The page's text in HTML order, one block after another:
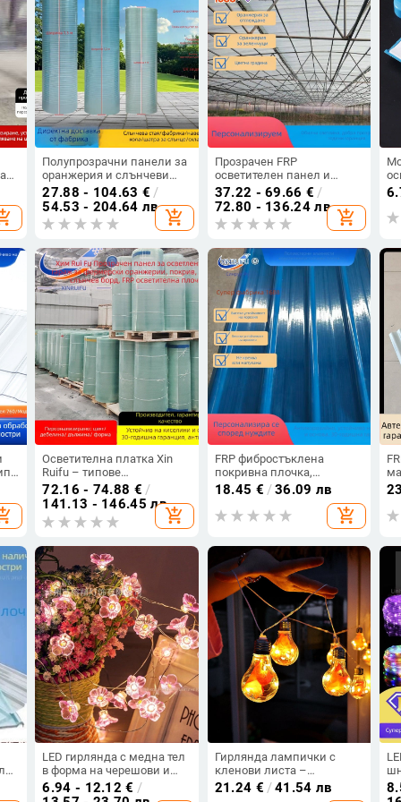
Полупрозрачни панели за
оранжерия и слънчеви
помещения, плоски
панели за осветление
27.88 - 104.63 € /
54.53 - 204.64 лв
add_shopping_cart
Прозрачен FRP
осветителен панел и
стъклопластови
светлинни плочи за
оранжерии
37.22 - 69.66 € /
72.80 - 136.24 лв
add_shopping_cart
Осветителна платка Xin
Ruifu – типове
840/820/760/980,
персонализирани
72.16 - 74.88 € /
141.13 - 146.45 лв
add_shopping_cart
FRP фибростъклена
покривна плочка,
полиестерна смола,
антикорозионна и
огнезащитна
18.45 € /36.09 лв
add_shopping_cart
LED гирлянда с медна тел
в форма на черешови и
прасковени цветя за
външен декор
6.94 - 12.12 € /
Гирлянда лампички с
кленови листа –
батерийно захранване, 10
LED, IP44, живот до 50 000
21.24 € /41.54 лв